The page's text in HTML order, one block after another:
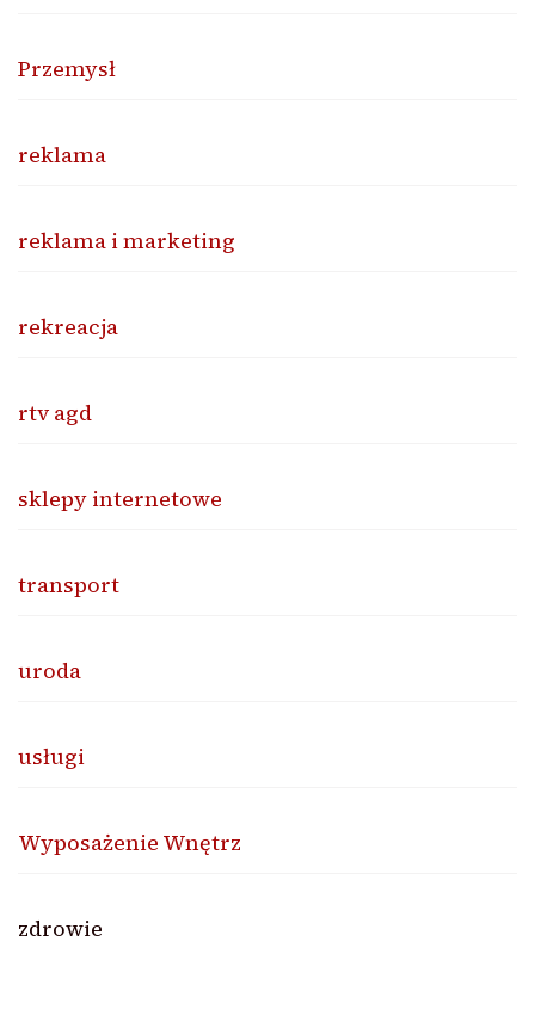
Przemysł
reklama
reklama i marketing
rekreacja
rtv agd
sklepy internetowe
transport
uroda
usługi
Wyposażenie Wnętrz
zdrowie